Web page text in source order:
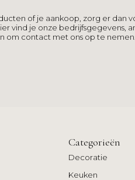
of je aankoop, zorg er dan
vind je onze bedrijfsgegevens,
om contact met ons op te nemen.
Categorieën
Decoratie
Keuken